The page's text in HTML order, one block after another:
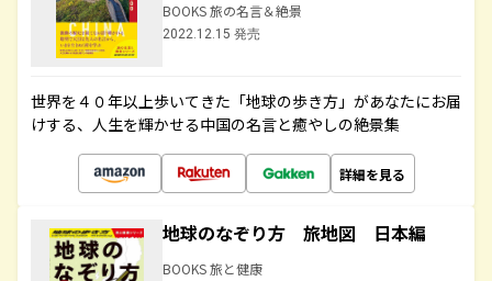
BOOKS 旅の名言＆絶景
2022.12.15 発売
世界を４０年以上歩いてきた「地球の歩き方」があなたにお届
けする、人生を輝かせる中国の名言と癒やしの絶景集
詳細を見る
地球のなぞり方 旅地図 日本編
BOOKS 旅と健康